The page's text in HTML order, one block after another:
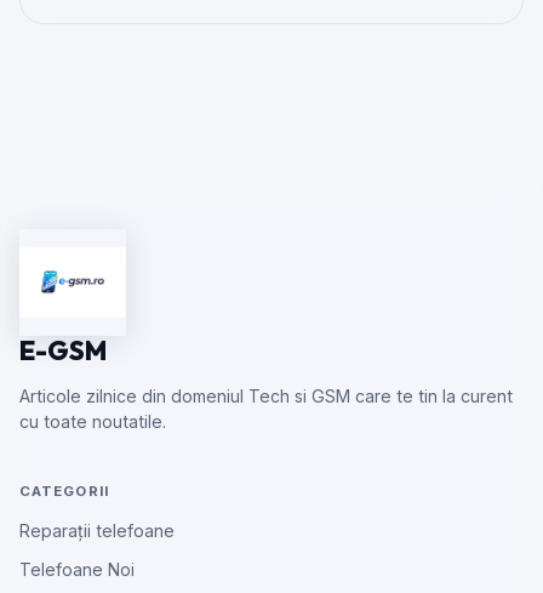
E-GSM
Articole zilnice din domeniul Tech si GSM care te tin la curent
cu toate noutatile.
CATEGORII
Reparații telefoane
Telefoane Noi